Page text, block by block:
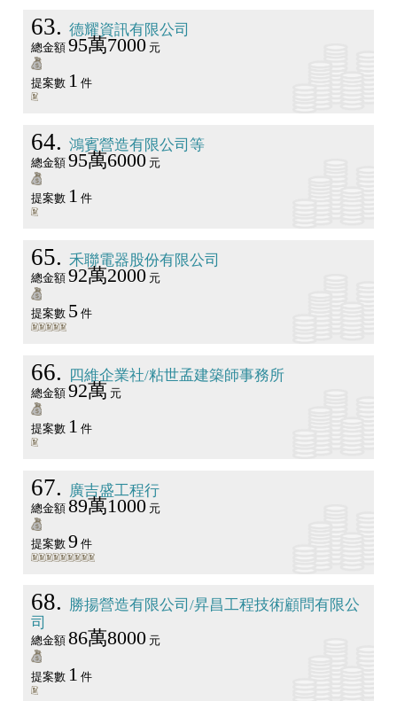
63 德耀資訊有限公司
總金額 95萬7000元
提案數 1 件
64 鴻賓營造有限公司等
總金額 95萬6000元
提案數 1 件
65 禾聯電器股份有限公司
總金額 92萬2000元
提案數 5件
66 四維企業社/粘世孟建築師事務所
總金額 92萬 元
提案數 1 件
67 廣吉盛工程行
總金額 89萬1000元
提案數 9 件
68
勝揚營造有限公司/昇昌工程技術顧問有限公
司
總金額 86萬8000元
提案數 1 件